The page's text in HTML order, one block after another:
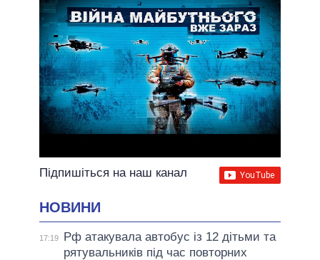
Підпишіться на наш канал
НОВИНИ
17:19
Рф атакувала автобус із 12 дітьми та
рятувальників під час повторних